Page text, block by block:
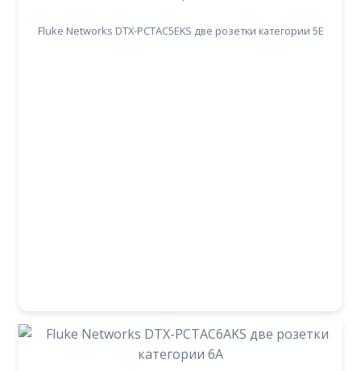
Fluke Networks DTX-PCTAC5EKS две розетки категории 5Е